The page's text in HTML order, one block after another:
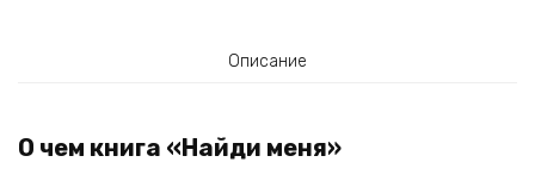
Описание
О чем книга «Найди меня»